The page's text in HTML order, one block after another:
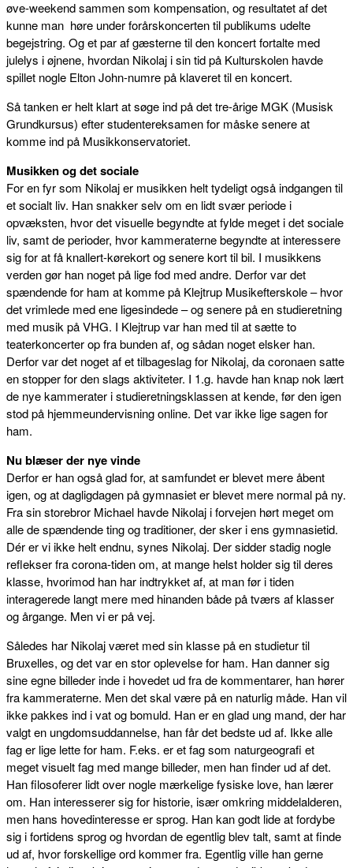
øve-weekend sammen som kompensation, og resultatet af det
kunne man høre under forårskoncerten til publikums udelte
begejstring. Og et par af gæsterne til den koncert fortalte med
julelys i øjnene, hvordan Nikolaj i sin tid på Kulturskolen havde
spillet nogle Elton John-numre på klaveret til en koncert.
Så tanken er helt klart at søge ind på det tre-årige MGK (Musisk
Grundkursus) efter studentereksamen for måske senere at
komme ind på Musikkonservatoriet.
Musikken og det sociale
For en fyr som Nikolaj er musikken helt tydeligt også indgangen til
et socialt liv. Han snakker selv om en lidt svær periode i
opvæksten, hvor det visuelle begyndte at fylde meget i det sociale
liv, samt de perioder, hvor kammeraterne begyndte at interessere
sig for at få knallert-kørekort og senere kort til bil. I musikkens
verden gør han noget på lige fod med andre. Derfor var det
spændende for ham at komme på Klejtrup Musikefterskole – hvor
det vrimlede med ene ligesindede – og senere på en studieretning
med musik på VHG. I Klejtrup var han med til at sætte to
teaterkoncerter op fra bunden af, og sådan noget elsker han.
Derfor var det noget af et tilbageslag for Nikolaj, da coronaen satte
en stopper for den slags aktiviteter. I 1.g. havde han knap nok lært
de nye kammerater i studieretningsklassen at kende, før den igen
stod på hjemmeundervisning online. Det var ikke lige sagen for
ham.
Nu blæser der nye vinde
Derfor er han også glad for, at samfundet er blevet mere åbent
igen, og at dagligdagen på gymnasiet er blevet mere normal på ny.
Fra sin storebror Michael havde Nikolaj i forvejen hørt meget om
alle de spændende ting og traditioner, der sker i ens gymnasietid.
Dér er vi ikke helt endnu, synes Nikolaj. Der sidder stadig nogle
reflekser fra corona-tiden om, at mange helst holder sig til deres
klasse, hvorimod han har indtrykket af, at man før i tiden
interagerede langt mere med hinanden både på tværs af klasser
og årgange. Men vi er på vej.
Således har Nikolaj været med sin klasse på en studietur til
Bruxelles, og det var en stor oplevelse for ham. Han danner sig
sine egne billeder inde i hovedet ud fra de kommentarer, han hører
fra kammeraterne. Men det skal være på en naturlig måde. Han vil
ikke pakkes ind i vat og bomuld. Han er en glad ung mand, der har
valgt en ungdomsuddannelse, han får det bedste ud af. Ikke alle
fag er lige lette for ham. F.eks. er et fag som naturgeografi et
meget visuelt fag med mange billeder, men han finder ud af det.
Han filosoferer lidt over nogle mærkelige fysiske love, han lærer
om. Han interesserer sig for historie, især omkring middelalderen,
men hans hovedinteresse er sprog. Han kan godt lide at fordybe
sig i fortidens sprog og hvordan de egentlig blev talt, samt at finde
ud af, hvor forskellige ord kommer fra. Egentlig ville han gerne